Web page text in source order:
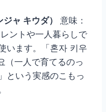
ャ キウダ）
意味：
ントや一人暮らしで
います。「혼자 키우
（一人で育てるのっ
という実感のこもっ